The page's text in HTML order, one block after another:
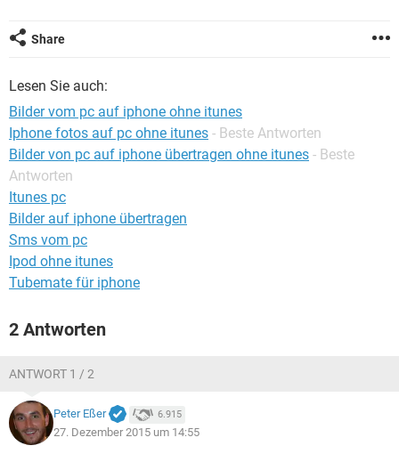
Share
Lesen Sie auch:
Bilder vom pc auf iphone ohne itunes
Iphone fotos auf pc ohne itunes - Beste Antworten
Bilder von pc auf iphone übertragen ohne itunes - Beste
Antworten
Itunes pc
Bilder auf iphone übertragen
Sms vom pc
Ipod ohne itunes
Tubemate für iphone
2 Antworten
ANTWORT 1 / 2
Peter Eßer 6.915
27. Dezember 2015 um 14:55